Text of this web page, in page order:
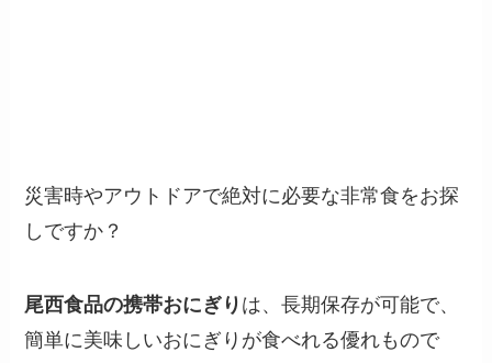
災害時やアウトドアで絶対に必要な非常食をお探
しですか？
尾西食品の携帯おにぎり は、長期保存が可能で、
簡単に美味しいおにぎりが食べれる優れもので